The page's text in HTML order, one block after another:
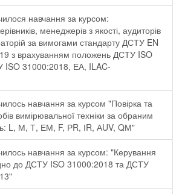
навчання за курсом:
менеджерів з якості, аудиторів
за вимогами стандарту ДСТУ EN
з врахуванням положень ДСТУ ISO
ISO 31000:2018, ЕА, ILAC-
навчання за курсом "Повірка та
вимірювальної техніки за обраним
L, М, Т, ЕМ, F, РR, ІR, АUV, QМ"
навчання за курсом: "Керування
до ДСТУ ISO 31000:2018 та ДСТУ